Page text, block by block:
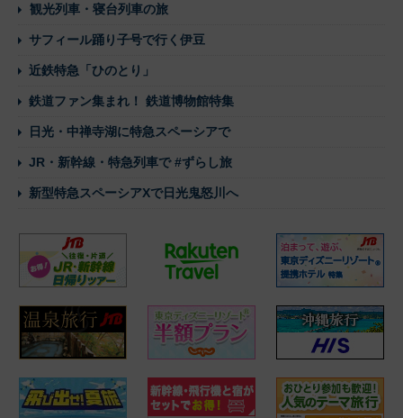
観光列車・寝台列車の旅
サフィール踊り子号で行く伊豆
近鉄特急「ひのとり」
鉄道ファン集まれ！ 鉄道博物館特集
日光・中禅寺湖に特急スペーシアで
JR・新幹線・特急列車で #ずらし旅
新型特急スペーシアXで日光鬼怒川へ